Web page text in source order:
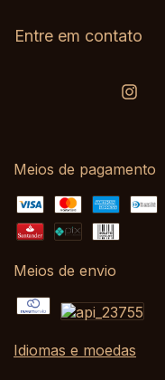
Entre em contato
Meios de pagamento
Meios de envio
Idiomas e moedas